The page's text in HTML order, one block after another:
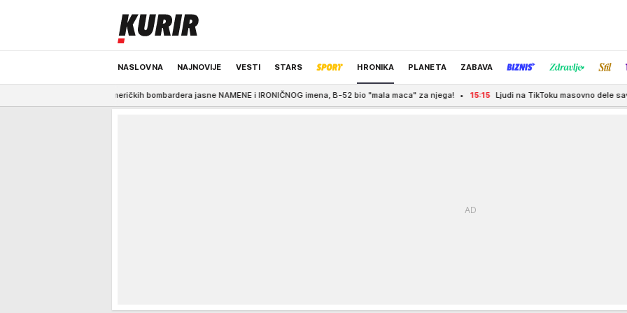
NASLOVNA NAJNOVIJE VESTI STARS HRONIKA PLANETA ZABAVA
ODRŽIVA BUDUĆNOST REGION NEWS IZBOR UREDNIKA
američkih bombardera jasne NAMENE i IRONIČNOG imena, B-52 bio "mala maca" za njega! 15:15 Ljudi na TikToku masovno dele savete o novcu: